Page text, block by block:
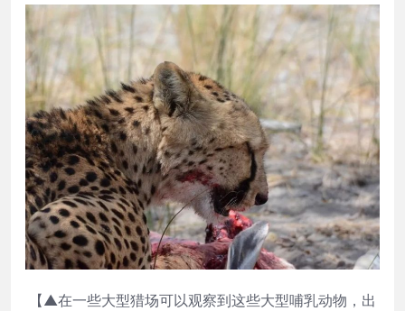
【▲在一些大型猎场可以观察到这些大型哺乳动物，出